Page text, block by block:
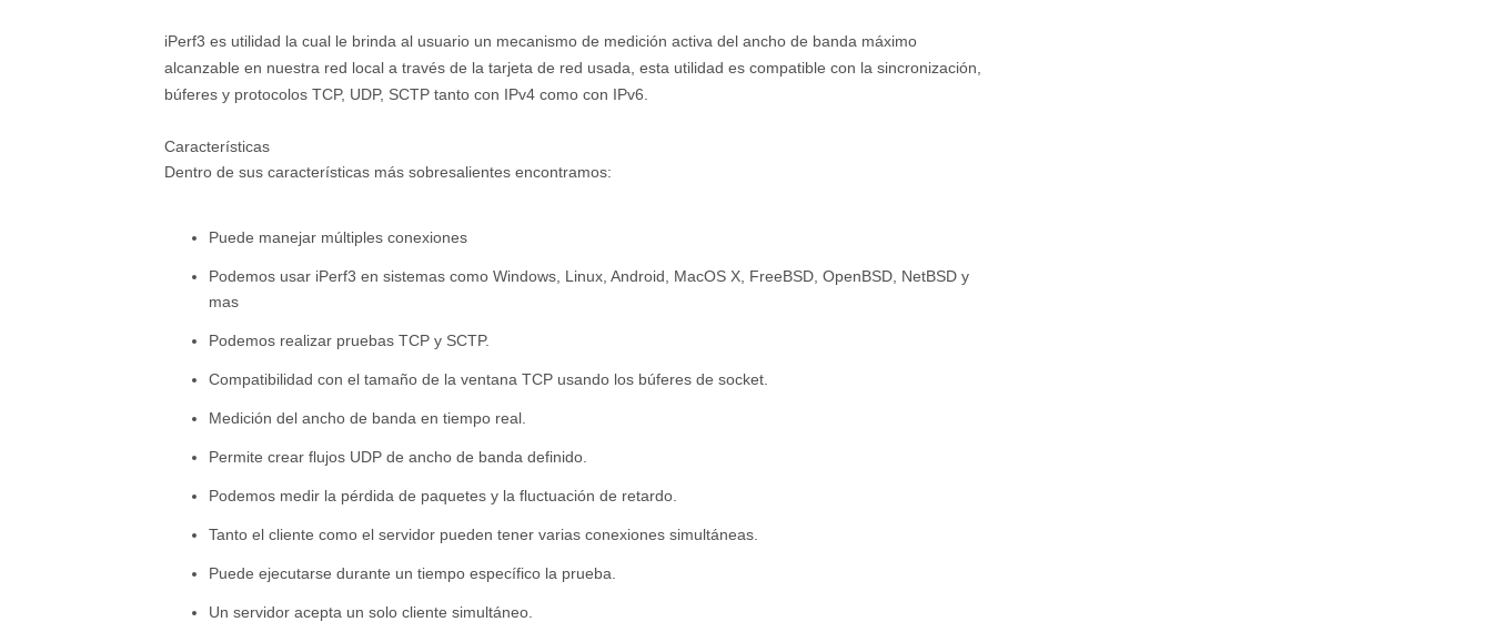
iPerf3 es utilidad la cual le brinda al usuario un mecanismo de medición activa del ancho de banda máximo
alcanzable en nuestra red local a través de la tarjeta de red usada, esta utilidad es compatible con la sincronización,
búferes y protocolos TCP, UDP, SCTP tanto con IPv4 como con IPv6.
Características
Dentro de sus características más sobresalientes encontramos:
Puede manejar múltiples conexiones
Podemos usar iPerf3 en sistemas como Windows, Linux, Android, MacOS X, FreeBSD, OpenBSD, NetBSD y
mas
Podemos realizar pruebas TCP y SCTP.
Compatibilidad con el tamaño de la ventana TCP usando los búferes de socket.
Medición del ancho de banda en tiempo real.
Permite crear flujos UDP de ancho de banda definido.
Podemos medir la pérdida de paquetes y la fluctuación de retardo.
Tanto el cliente como el servidor pueden tener varias conexiones simultáneas.
Puede ejecutarse durante un tiempo específico la prueba.
Un servidor acepta un solo cliente simultáneo.